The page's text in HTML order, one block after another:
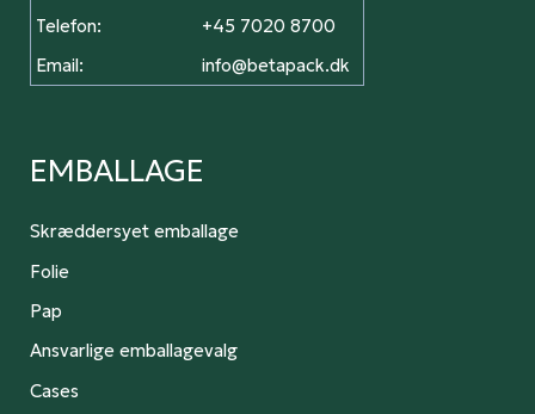
Telefon:
+45 7020 8700
Email:
info@betapack.dk
EMBALLAGE
Skræddersyet emballage
Folie
Pap
Ansvarlige emballagevalg
Cases